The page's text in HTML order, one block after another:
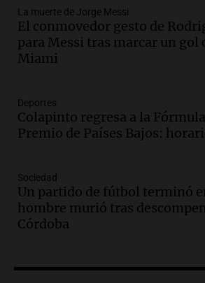
Episodios
Audio.Nahuel Pennisi y
Mercedes Sosa: "La
máximo".
Episodios
Audio.Orellana Lucca
de folclore en Córdoba
Episodios
Audio.Trágico accidente
un muerto y varios heridos
Episodios
La muerte de Jorge Messi
El conmovedor gesto de
para Messi tras marcar un gol
Miami
Deportes
Colapinto regresa a la
Premio de Países Bajos:
Sociedad
Un partido de fútbol terminó
hombre murió tras
Córdoba